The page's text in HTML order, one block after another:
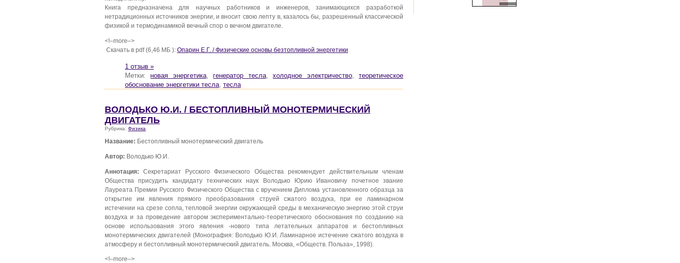
Книга предназначена для научных работников и инженеров, занимающихся разработкой
нетрадиционных источников энергии, и вносит свою лепту в, казалось бы, разрешенный классической
физикой и термодинамикой вечный спор о вечном двигателе.
<!–more–>
Скачать в pdf (6,46 МБ ): Опарин Е.Г. / Физические основы безтопливной энергетики
1 отзыв »
Метки:новая энергетика,генератор тесла,холодное электричество,теоретическое
обоснование энергетики тесла тесла
ВОЛОДЬКО Ю.И. / БЕСТОПЛИВНЫЙ МОНОТЕРМИЧЕСКИЙ
ДВИГАТЕЛЬ
Рубрика: Физика
Название: Бестопливный монотермический двигатель
Автор: Володько Ю.И.
Аннотация: Секретариат Русского Физического Общества рекомендует действительным членам
Общества присудить кандидату технических наук Володько Юрию Ивановичу почетное звание
Лауреата Премии Русского Физического Общества с вручением Диплома установленного образца за
открытие им явления прямого преобразования струей сжатого воздуха, при ее ламинарном
истечении на срезе сопла, тепловой энергии окружающей среды в механическую энергию этой струи
воздуха и за проведение автором экспериментально-теоретического обоснования по созданию на
основе использования этого явления -нового типа летательных аппаратов и бестопливных
монотермических двигателей (Монография: Володько Ю.И. Ламинарное истечение сжатого воздуха в
атмосферу и бестопливный монотермический двигатель. Москва, «Обществ. Польза», 1998).
<!–more–>